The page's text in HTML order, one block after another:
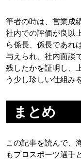
筆者の時は、営業成
社内での評価が良以
ら係長、係長であれ
与えられ、社内面談
残したかを証明し、
う少し珍しい仕組み
まとめ
この記事を読んで、
もプロスポーツ選手